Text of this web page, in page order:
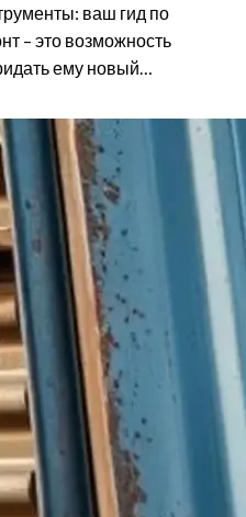
ваш гид по
– это возможность
ему новый…